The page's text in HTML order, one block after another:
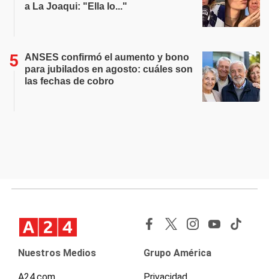
a La Joaqui: "Ella lo..."
ANSES confirmó el aumento y bono
para jubilados en agosto: cuáles son
las fechas de cobro
Nuestros Medios Grupo América